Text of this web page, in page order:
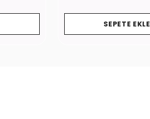
SEPETE EKLE